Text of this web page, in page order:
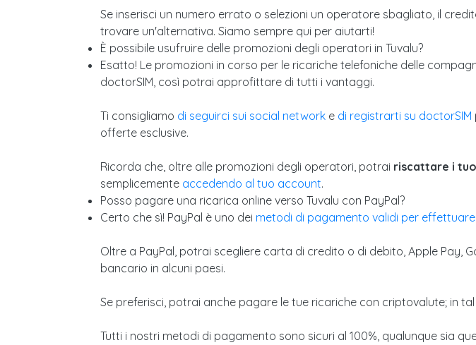
Se inserisci un numero errato o selezioni un operatore sbagliato, il
trovare un'alternativa. Siamo sempre qui per aiutarti!
È possibile usufruire delle promozioni degli operatori in Tuvalu?
Esatto! Le promozioni in corso per le ricariche telefoniche delle
doctorSIM, così potrai approfittare di tutti i vantaggi.
Ti consigliamo di seguirci sui social network e di registrarti su doctorSIM
offerte esclusive.
Ricorda che, oltre alle promozioni degli operatori, potrai riscattare i
semplicemente accedendo al tuo account.
Posso pagare una ricarica online verso Tuvalu con PayPal?
Certo che sì! PayPal è uno dei metodi di pagamento validi per
Oltre a PayPal, potrai scegliere carta di credito o di debito, Apple Pay,
bancario in alcuni paesi.
Se preferisci, potrai anche pagare le tue ricariche con criptovalute; in
Tutti i nostri metodi di pagamento sono sicuri al 100%, qualunque sia